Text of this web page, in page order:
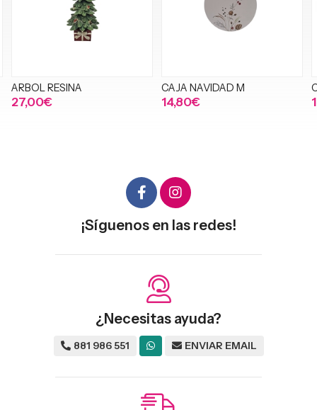
CAJA NAVIDAD M
14,80€
CUBO ESTRELLAS P
13,50€
¡Síguenos en las redes!
¿Necesitas ayuda?
881 986 551 ENVIAR EMAIL